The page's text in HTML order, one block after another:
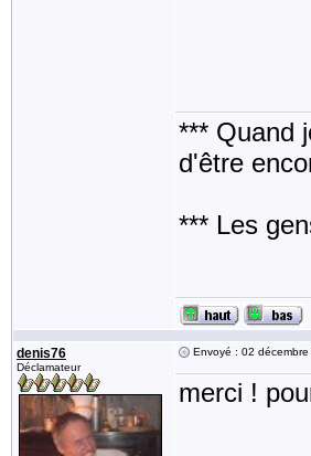
*** Quand
d'être
*** Les
denis76
Déclamateur
Envoyé : 02
merci !